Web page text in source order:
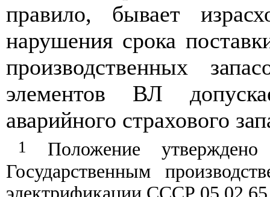
правило, бывает
нарушения срока
производственных
элементов ВЛ
аварийного страхового
1 Положение
Государственным